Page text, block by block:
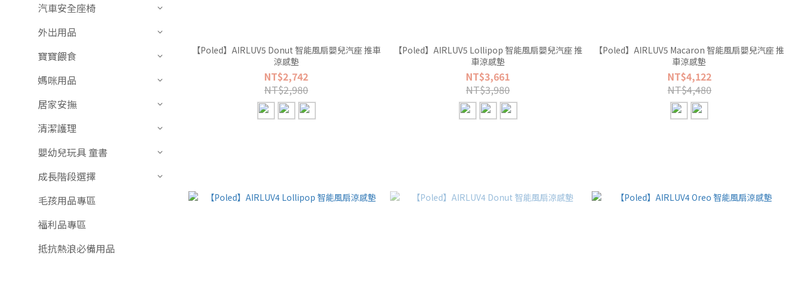
汽車安全座椅
外出用品
寶寶餵食
媽咪用品
居家安撫
清潔護理
嬰幼兒玩具 童書
成長階段選擇
毛孩用品專區
福利品專區
抵抗熱浪必備用品
【Poled】AIRLUV5 Donut 智能風扇嬰兒汽座 推車
涼感墊
NT$2,742
NT$2,980
【Poled】AIRLUV5 Lollipop 智能風扇嬰兒汽座 推
車涼感墊
NT$3,661
NT$3,980
【Poled】AIRLUV5 Macaron 智能風扇嬰兒汽座 推
車涼感墊
NT$4,122
NT$4,480